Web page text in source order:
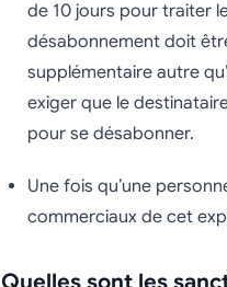
de 10 jours pour traiter
désabonnement doit
supplémentaire autre
exiger que le
pour se désabonner.
Une fois qu’une
commerciaux de cet